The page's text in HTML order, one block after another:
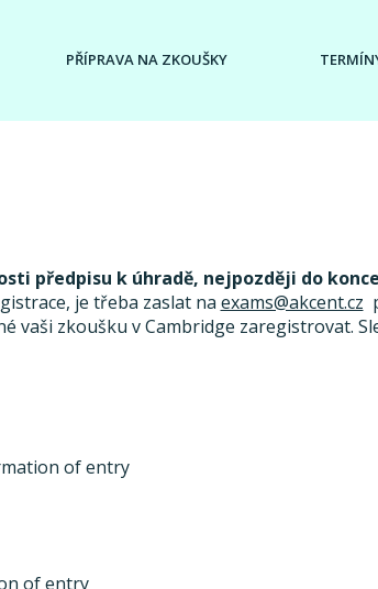
PŘÍPRAVA NA ZKOUŠKY
předpisu k úhradě, nejpozději do
je třeba zaslat na exams@akcent.cz
vaši zkoušku v Cambridge zaregistrovat.
of entry
of entry